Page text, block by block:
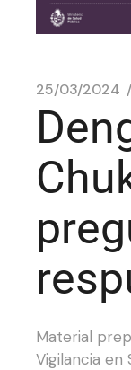
25/03/2024
Material
Vigilancia en